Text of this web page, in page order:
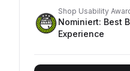
Shop Usability
Nominiert: Best
Experience